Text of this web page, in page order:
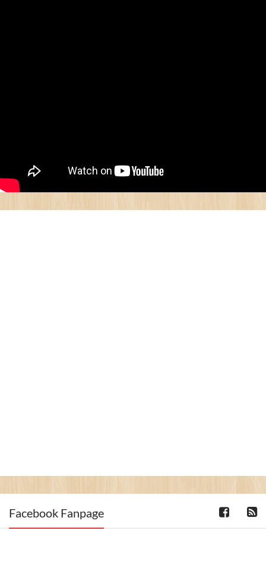
Facebook Fanpage